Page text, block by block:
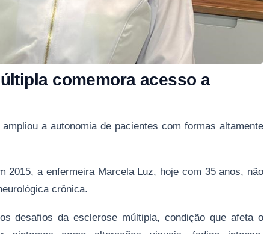
comemora acesso a
a autonomia de pacientes com formas altamente
2015, a enfermeira Marcela Luz, hoje com 35 anos, não
crônica.
desafios da esclerose múltipla, condição que afeta o